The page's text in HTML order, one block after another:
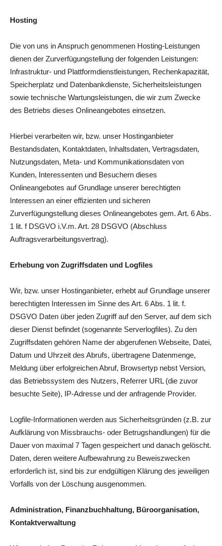
Hosting
Die von uns in Anspruch genommenen Hosting-Leistungen
dienen der Zurverfügungstellung der folgenden Leistungen:
Infrastruktur- und Plattformdienstleistungen, Rechenkapazität,
Speicherplatz und Datenbankdienste, Sicherheitsleistungen
sowie technische Wartungsleistungen, die wir zum Zwecke
des Betriebs dieses Onlineangebotes einsetzen.
Hierbei verarbeiten wir, bzw. unser Hostinganbieter
Bestandsdaten, Kontaktdaten, Inhaltsdaten, Vertragsdaten,
Nutzungsdaten, Meta- und Kommunikationsdaten von
Kunden, Interessenten und Besuchern dieses
Onlineangebotes auf Grundlage unserer berechtigten
Interessen an einer effizienten und sicheren
Zurverfügungstellung dieses Onlineangebotes gem. Art. 6 Abs.
1 lit. f DSGVO i.V.m. Art. 28 DSGVO (Abschluss
Auftragsverarbeitungsvertrag).
Erhebung von Zugriffsdaten und Logfiles
Wir, bzw. unser Hostinganbieter, erhebt auf Grundlage unserer
berechtigten Interessen im Sinne des Art. 6 Abs. 1 lit. f.
DSGVO Daten über jeden Zugriff auf den Server, auf dem sich
dieser Dienst befindet (sogenannte Serverlogfiles). Zu den
Zugriffsdaten gehören Name der abgerufenen Webseite, Datei,
Datum und Uhrzeit des Abrufs, übertragene Datenmenge,
Meldung über erfolgreichen Abruf, Browsertyp nebst Version,
das Betriebssystem des Nutzers, Referrer URL (die zuvor
besuchte Seite), IP-Adresse und der anfragende Provider.
Logfile-Informationen werden aus Sicherheitsgründen (z.B. zur
Aufklärung von Missbrauchs- oder Betrugshandlungen) für die
Dauer von maximal 7 Tagen gespeichert und danach gelöscht.
Daten, deren weitere Aufbewahrung zu Beweiszwecken
erforderlich ist, sind bis zur endgültigen Klärung des jeweiligen
Vorfalls von der Löschung ausgenommen.
Administration, Finanzbuchhaltung, Büroorganisation,
Kontaktverwaltung